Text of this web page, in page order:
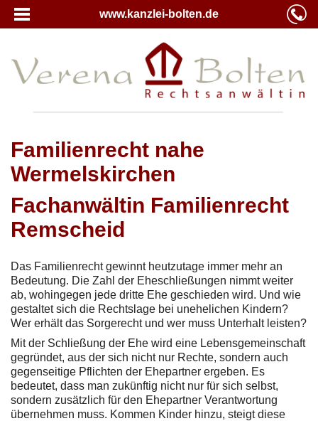
www.kanzlei-bolten.de
Familienrecht nahe
Wermelskirchen
Fachanwältin Familienrecht
Remscheid
Das Familienrecht gewinnt heutzutage immer mehr an
Bedeutung. Die Zahl der Eheschließungen nimmt weiter
ab, wohingegen jede dritte Ehe geschieden wird. Und wie
gestaltet sich die Rechtslage bei unehelichen Kindern?
Wer erhält das Sorgerecht und wer muss Unterhalt leisten?
Mit der Schließung der Ehe wird eine Lebensgemeinschaft
gegründet, aus der sich nicht nur Rechte, sondern auch
gegenseitige Pflichten der Ehepartner ergeben. Es
bedeutet, dass man zukünftig nicht nur für sich selbst,
sondern zusätzlich für den Ehepartner Verantwortung
übernehmen muss. Kommen Kinder hinzu, steigt diese